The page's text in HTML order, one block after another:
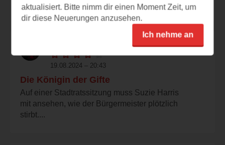
Klappentext und in...
19.08.2024 – 20:43
Die Königin der Gifte
Auf einer Stadtratssitzung muss Suzie Harris
mit ansehen, wie der Bürgermeister plötzlich
stirbt....
aktualisiert. Bitte nimm dir einen Moment Zeit, um
dir diese Neuerungen anzusehen.
Ich nehme an